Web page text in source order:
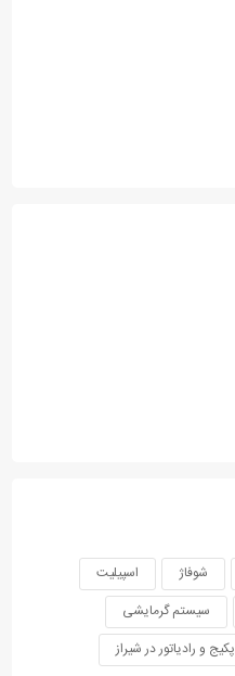
شوفاژ
اسپیلیت
سیستم گرمایشی
پکیج و رادیاتور در شیراز